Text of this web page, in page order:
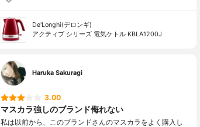
De'Longhi(デロンギ)
アクティブ シリーズ 電気ケトル KBLA1200J
Haruka Sakuragi
3.00
マスカラ強しのブランド侮れない
私は以前から、このブランドさんのマスカラをよく購入し